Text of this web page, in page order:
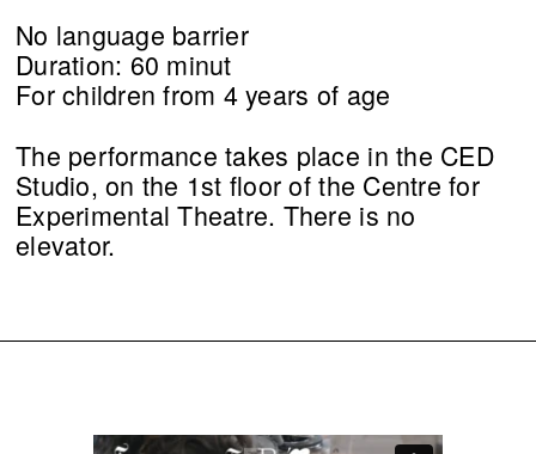
No language barrier
Duration: 60 minut
For children from 4 years of age
The performance takes place in the CED
Studio, on the 1st floor of the Centre for
Experimental Theatre. There is no
elevator.